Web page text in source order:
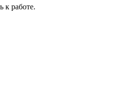
к работе.